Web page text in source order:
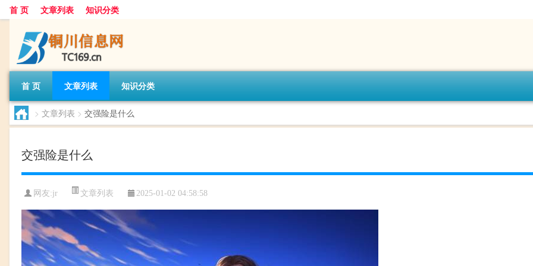
首 页 文章列表 知识分类
首 页 文章列表 知识分类
> 文章列表 > 交强险是什么
交强险是什么
网友:jr 文章列表 2025-01-02 04:58:58